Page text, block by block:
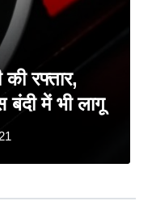
रफ्तार,
बंदी में भी लागू